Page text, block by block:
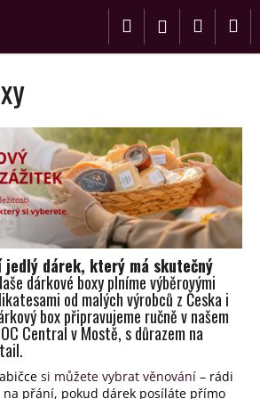
Hledat
Přihlášení
košík
dárek, který má skutečný
dárkové boxy plníme výběrovými
od malých výrobců z Česka i
box připravujeme ručně v našem
Central v Mostě, s důrazem na
e si můžete vybrat věnování – rádi
přání, pokud dárek posíláte přímo